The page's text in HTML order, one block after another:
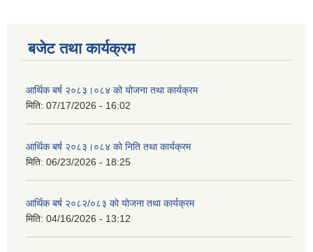
बजेट तथा कार्यक्रम
आर्थिक बर्ष २०८३।०८४ को योजना तथा कार्यक्रम
मिति: 07/17/2026 - 16:02
आर्थिक बर्ष २०८३।०८४ को निति तथा कार्यक्रम
मिति: 06/23/2026 - 18:25
आर्थिक बर्ष २०८२/०८३ काे याेजना तथा कार्यक्रम
मिति: 04/16/2026 - 13:12